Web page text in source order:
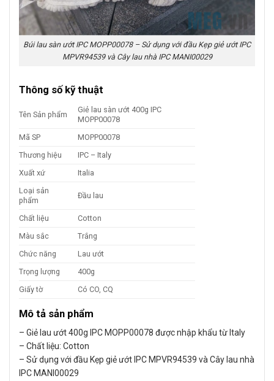
Búi lau sàn ướt IPC MOPP00078 – Sử dụng với đầu Kẹp giẻ ướt IPC
MPVR94539 và Cây lau nhà IPC MANI00029
Thông số kỹ thuật
Tên Sản phẩm
Giẻ lau sàn ướt 400g IPC
MOPP00078
Mã SP
MOPP00078
Thương hiệu
IPC – Italy
Xuất xứ
Italia
Loại sản
phẩm
Đầu lau
Chất liệu
Cotton
Màu sắc
Trắng
Chức năng
Lau ướt
Trọng lượng
400g
Giấy tờ
Có CO, CQ
Mô tả sản phẩm
– Giẻ lau ướt 400g IPC MOPP00078 được nhập khẩu từ Italy
– Chất liệu: Cotton
– Sử dụng với đầu Kẹp giẻ ướt IPC MPVR94539 và Cây lau nhà
IPC MANI00029